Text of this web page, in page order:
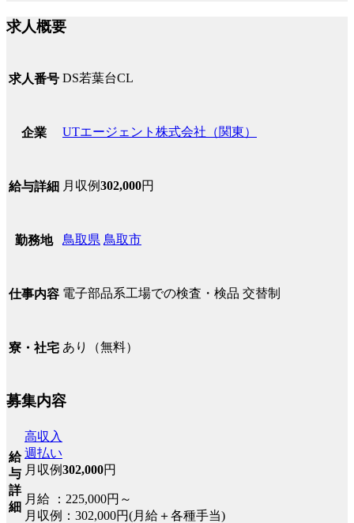
求人概要
求人番号 DS若葉台CL
企業 UTエージェント株式会社（関東）
給与詳細 月収例302,000円
勤務地 鳥取県 鳥取市
仕事内容 電子部品系工場での検査・検品 交替制
寮・社宅 あり（無料）
募集内容
給
与
詳
細
高収入
週払い
月収例302,000円
月給 ：225,000円～
月収例：302,000円(月給＋各種手当)